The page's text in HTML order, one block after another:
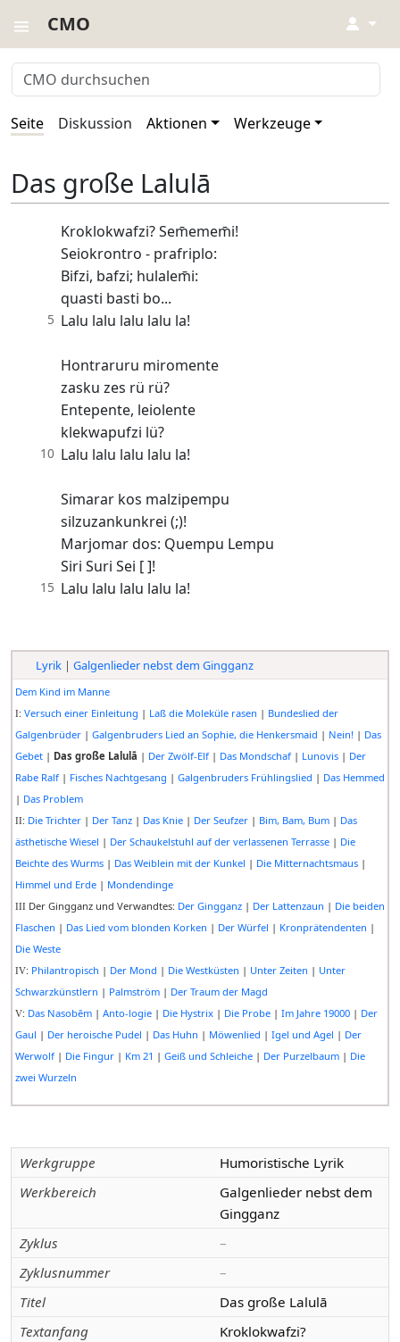
CMO ↓
Seite Diskussion Aktionen Werkzeuge
Das große Lalulā
Kroklokwafzi? Sem̄emem̄i!
Seiokrontro - prafriplo:
Bifzi, bafzi; hulalem̄i:
quasti basti bo...
5 Lalu lalu lalu lalu la!
Hontraruru miromente
zasku zes rü rü?
Entepente, leiolente
klekwapufzi lü?
10 Lalu lalu lalu lalu la!
Simarar kos malzipempu
silzuzankunkrei (;)!
Marjomar dos: Quempu Lempu
Siri Suri Sei [ ]!
15 Lalu lalu lalu lalu la!
Lyrik| Galgenlieder nebst dem Gingganz
Dem Kind im Manne
I: Versuch einer Einleitung | Laß die Moleküle rasen | Bundeslied der
Galgenbrüder| Galgenbruders Lied an Sophie, die Henkersmaid | Nein! | Das
Gebet| Das große Lalulā | Der Zwölf-Elf| Das Mondschaf| Lunovis| Der
Rabe Ralf| Fisches Nachtgesang | Galgenbruders Frühlingslied | Das Hemmed
| Das Problem
II: Die Trichter| Der Tanz| Das Knie| Der Seufzer| Bim, Bam, Bum| Das
ästhetische Wiesel | Der Schaukelstuhl auf der verlassenen Terrasse| Die
Beichte des Wurms| Das Weiblein mit der Kunkel | Die Mitternachtsmaus|
Himmel und Erde| Mondendinge
III Der Gingganz und Verwandtes: Der Gingganz| Der Lattenzaun | Die beiden
Flaschen | Das Lied vom blonden Korken | Der Würfel | Kronprätendenten |
Die Weste
IV: Philantropisch | Der Mond | Die Westküsten | Unter Zeiten | Unter
Schwarzkünstlern | Palmström| Der Traum der Magd
V: Das Nasobēm| Anto-logie| Die Hystrix| Die Probe| Im Jahre 19000| Der
Gaul | Der heroische Pudel | Das Huhn | Möwenlied | Igel und Agel | Der
Werwolf| Die Fingur| Km 21 | Geiß und Schleiche| Der Purzelbaum| Die
zwei Wurzeln
Werkgruppe
Humoristische Lyrik
Werkbereich
Galgenlieder nebst dem
Gingganz
Zyklus
–
Zyklusnummer
–
Titel
Das große Lalulā
Textanfang
Kroklokwafzi?